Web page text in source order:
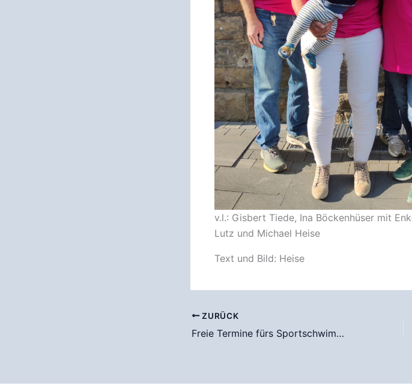
v.l.: Gisbert Tiede, Ina Böckenhüser mit
Lutz und Michael Heise
Text und Bild: Heise
ZURÜCK
Freie Termine fürs Sportschwimmen für Hattingen Bürger/innen